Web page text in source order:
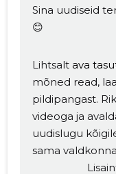
Sina uudiseid
😊
Lihtsalt ava
mõned read,
pildipangast.
videoga ja
uudislugu
sama